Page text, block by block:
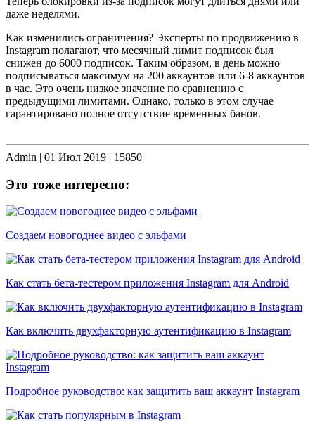
даже неделями.
Как изменились ограничения? Эксперты по продвижению в
Instagram полагают, что месячный лимит подписок был
снижен до 6000 подписок. Таким образом, в день можно
подписываться максимум на 200 аккаунтов или 6-8 аккаунтов
в час. Это очень низкое значение по сравнению с
предыдущими лимитами. Однако, только в этом случае
гарантировано полное отсутствие временных банов.
Admin | 01 Июл 2019 | 15850
Это тоже интересно:
Создаем новогоднее видео с эльфами
Как стать бета-тестером приложения Instagram для Android
Как включить двухфакторную аутентификацию в Instagram
Подробное руководство: как защитить ваш аккаунт Instagram